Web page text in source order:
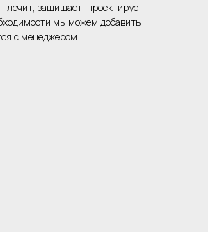
лечит, защищает, проектирует
мы можем добавить
с менеджером